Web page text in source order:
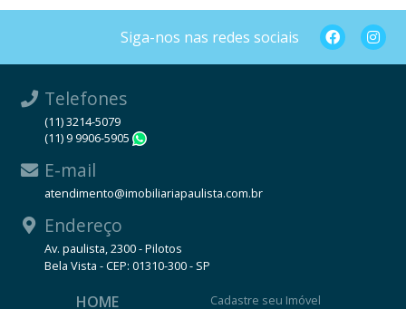
Siga-nos nas redes sociais
Telefones
(11) 3214-5079
(11) 9 9906-5905
E-mail
atendimento@imobiliariapaulista.com.br
Endereço
Av. paulista, 2300 - Pilotos
Bela Vista - CEP: 01310-300 - SP
HOME Cadastre seu Imóvel